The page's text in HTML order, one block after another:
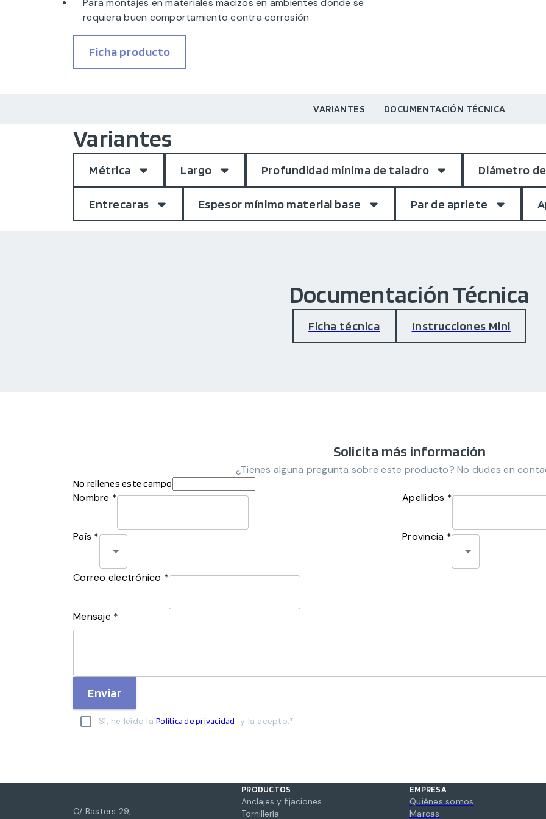
Para montajes en materiales macizos en ambientes donde se
requiera buen comportamiento contra corrosión
Ficha producto
VARIANTES DOCUMENTACIÓN TÉCNICA
Variantes
Métrica Largo Profundidad mínima de taladro Diámetro
Entrecaras Espesor mínimo material base Par de apriete
Documentación Técnica
Ficha técnica Instrucciones Mini
Solicita más información
¿Tienes alguna pregunta sobre este producto? No dudes en
No rellenes este campo
Nombre * Apellidos *
País * Provincia *
Correo electrónico *
Mensaje *
Enviar
Sí, he leído la Política de privacidad y la acepto.*
C/ Basters 29,
PRODUCTOS
Anclajes y fijaciones
Tornillería
EMPRESA
Quiénes somos
Marcas